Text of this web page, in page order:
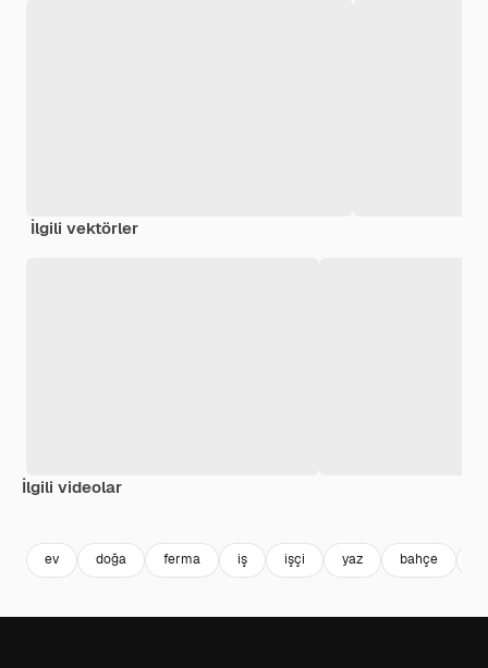
İlgili vektörler
İlgili videolar
ev doğa ferma iş işçi yaz bahçe